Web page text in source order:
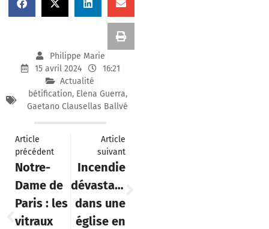
Philippe Marie
15 avril 2024
16:21
Actualité
bétification, Elena Guerra,
Gaetano Clausellas Ballvé
Article
précédent
Notre-
Dame de
Paris : les
vitraux
Article
suivant
Incendie
dévastateur
dans une
église en